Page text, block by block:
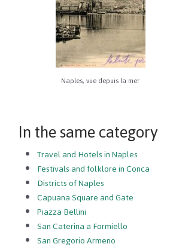
Naples, vue depuis la mer
In the same category
Travel and Hotels in Naples
Festivals and folklore in Conca
Districts of Naples
Capuana Square and Gate
Piazza Bellini
San Caterina a Formiello
San Gregorio Armeno